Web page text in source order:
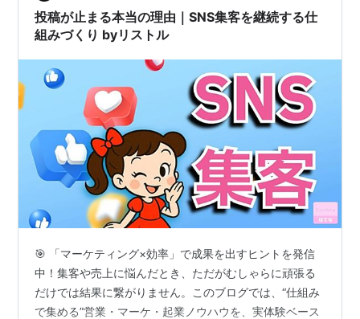
に・・・。 あといくつか仕事は残っているのだが、今日
中に終わら…
投稿が止まる本当の理由｜SNS集客を継続する仕
組みづくり byリストル
🎯 「マーケティング×効率」で成果を出すヒントを発信
中！集客や売上に悩んだとき、ただがむしゃらに頑張る
だけでは結果に繋がりません。このブログでは、“仕組み
で集める”営業・マーケ・起業ノウハウを、実体験ベース